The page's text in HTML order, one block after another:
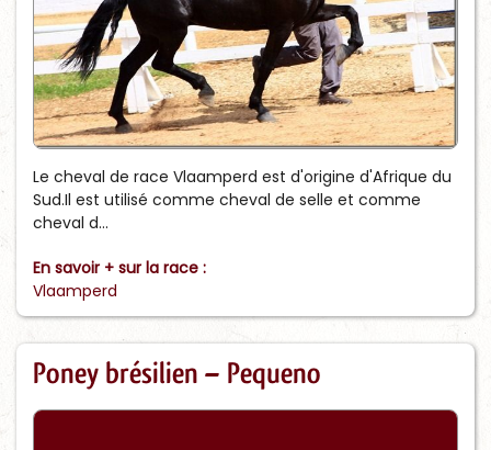
Le cheval de race Vlaamperd est d'origine d'Afrique du
Sud.Il est utilisé comme cheval de selle et comme
cheval d...
En savoir + sur la race :
Vlaamperd
Poney brésilien – Pequeno